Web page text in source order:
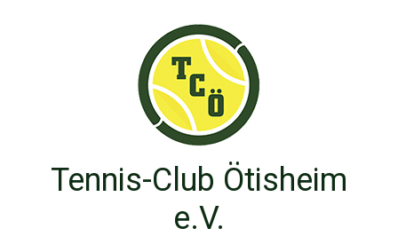
Tennis-Club Ötisheim
e.V.